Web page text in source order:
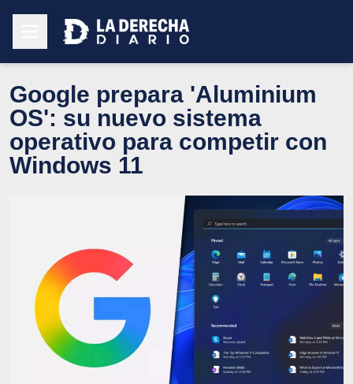
Google prepara 'Aluminium
OS': su nuevo sistema
operativo para competir con
Windows 11